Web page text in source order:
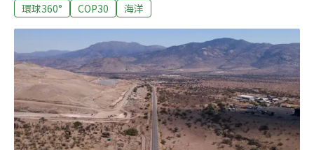
在亞馬遜城市貝倫的氣候大會上發表演講，總結氣候變遷
升」。古特雷斯進一步表示：「保護森林和海洋並非慈
善，而是法律和道德責任，也是理性的經濟選擇。」巴西
總統盧拉（Luiz Inácio Lula da Silva）在演講中表達了同
樣立場：「作為真相大會，這屆COP呼籲我們為森林、海
洋以及人類本身達成一項契約。」領導人的表態，讓關心
海洋的人們看到了希望。「如果我們回顧2015 年，『海
洋』這個詞在《巴黎協定》中根本不存在，」美國斯克里
環球360° COP30 海洋